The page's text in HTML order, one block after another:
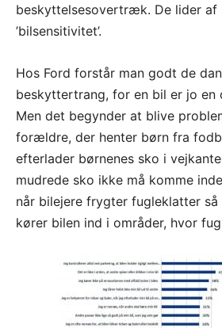
beskyttelsesovertræk. De lider
’bilsensitivitet’.
Hos Ford forstår man godt de
beskyttertrang, for en bil er jo en
Men det begynder at blive
forældre, der henter børn fra
efterlader børnenes sko i
mudrede sko ikke må komme
når bilejere frygter fugleklatter
kører bilen ind i områder, hvor